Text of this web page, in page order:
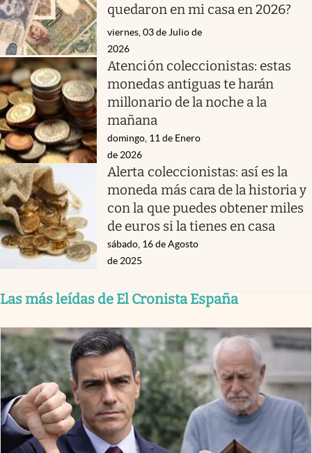
quedaron en mi casa en 2026?
viernes, 03 de Julio de
2026
Atención coleccionistas: estas
monedas antiguas te harán
millonario de la noche a la
mañana
domingo, 11 de Enero
de 2026
Alerta coleccionistas: así es la
moneda más cara de la historia y
con la que puedes obtener miles
de euros si la tienes en casa
sábado, 16 de Agosto
de 2025
Las más leídas de El Cronista España